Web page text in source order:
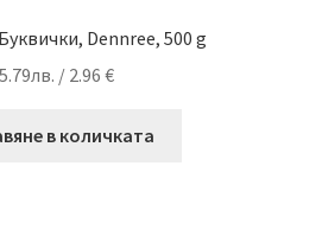
Dennree, 500 g
5.79лв. / 2.96 €
в количката